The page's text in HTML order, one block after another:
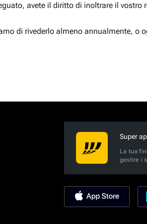
avete il diritto di inoltrare il vostro
di rivederlo almeno annualmente, o
Super
La tua
gestire i